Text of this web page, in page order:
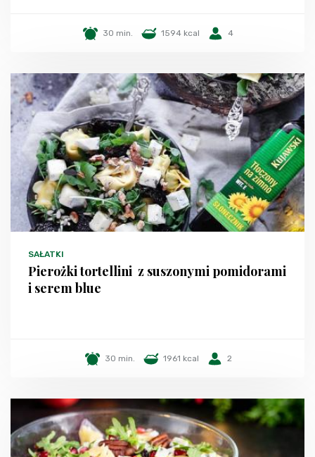
30 min. 1594 kcal 4
SAŁATKI
Pierożki tortellini z suszonymi pomidorami
i serem blue
30 min. 1961 kcal 2